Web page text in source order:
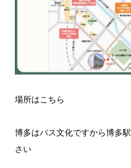
場所はこちら
博多はバス文化ですから博多
さい